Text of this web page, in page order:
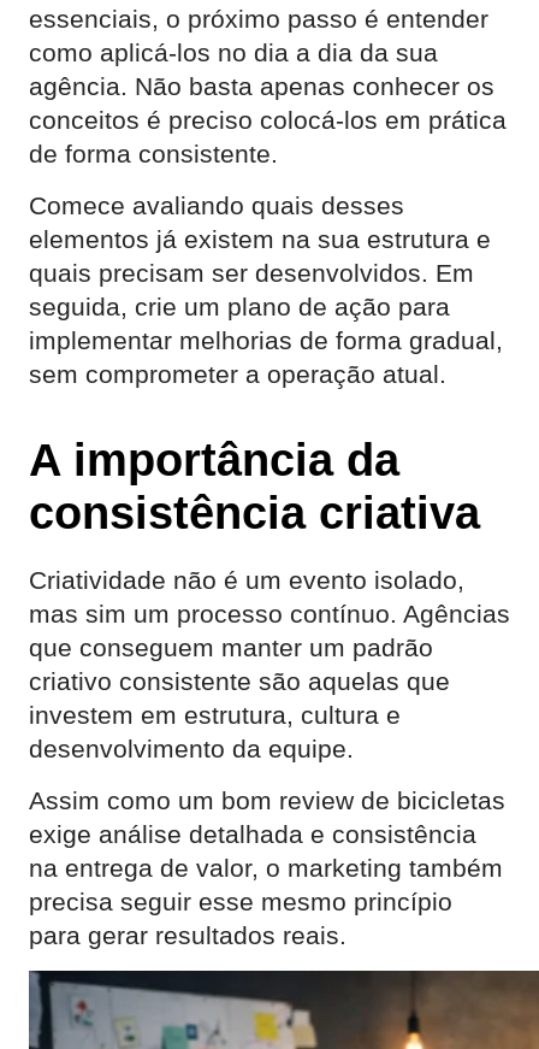
essenciais, o próximo passo é entender
como aplicá-los no dia a dia da sua
agência. Não basta apenas conhecer os
conceitos é preciso colocá-los em prática
de forma consistente.
Comece avaliando quais desses
elementos já existem na sua estrutura e
quais precisam ser desenvolvidos. Em
seguida, crie um plano de ação para
implementar melhorias de forma gradual,
sem comprometer a operação atual.
A importância da
consistência criativa
Criatividade não é um evento isolado,
mas sim um processo contínuo. Agências
que conseguem manter um padrão
criativo consistente são aquelas que
investem em estrutura, cultura e
desenvolvimento da equipe.
Assim como um bom review de bicicletas
exige análise detalhada e consistência
na entrega de valor, o marketing também
precisa seguir esse mesmo princípio
para gerar resultados reais.